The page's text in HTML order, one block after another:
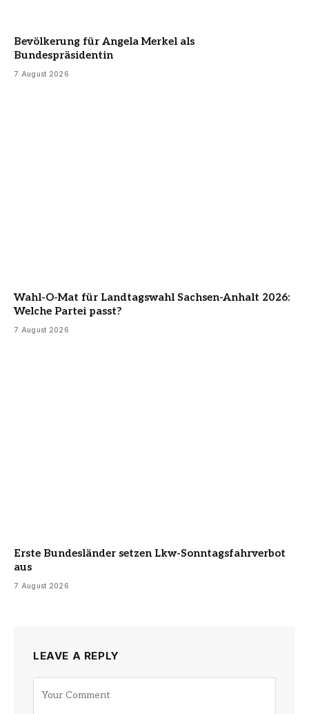
Bevölkerung für Angela Merkel als
Bundespräsidentin
7 August 2026
Wahl-O-Mat für Landtagswahl Sachsen-Anhalt 2026:
Welche Partei passt?
7 August 2026
Erste Bundesländer setzen Lkw-Sonntagsfahrverbot
aus
7 August 2026
LEAVE A REPLY